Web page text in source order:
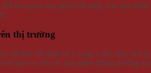
bảo quản sản phẩm tốt nhất, bạn nên
thị trường
nổi bật với thiết kế 2 trong 1 độc đáo, tích
hơn so với các sản phẩm thông thường